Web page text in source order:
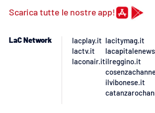
Cosenzachannel.it
Scarica tutte le nostre app!
LaC Network
lacplay.it
lactv.it
laconair.it
lacitymag.it
ilreggino.it
ilvibonese.it